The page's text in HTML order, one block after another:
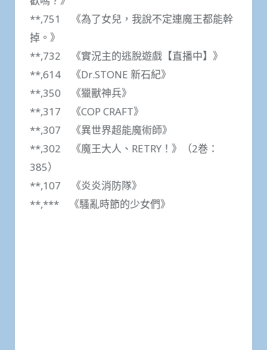
**,751 《為了女兒，我說不定連魔王都能幹
掉。》
**,732 《實況主的逃脫遊戲【直播中】》
**,614 《Dr.STONE 新石紀》
**,350 《獵獸神兵》
**,317 《COP CRAFT》
**,307 《異世界超能魔術師》
**,302 《魔王大人、RETRY！》（2巻：
385）
**,107 《炎炎消防隊》
**,*** 《騷亂時節的少女們》